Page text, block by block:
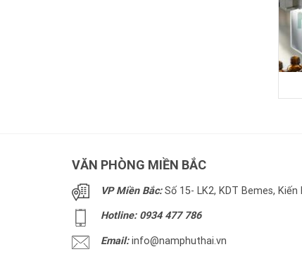
VĂN PHÒNG MIỀN BẮC
VP Miền Bắc:Số 15- LK2, KDT Bemes, Kiến
Hotline: 0934 477 786
Email:info@namphuthai.vn